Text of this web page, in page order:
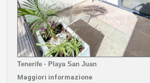
Tenerife · Playa San Juan
Maggiori informazione